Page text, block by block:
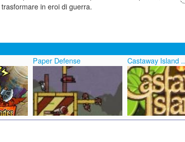
in eroi di guerra.
Paper Defense Castaway Island ..